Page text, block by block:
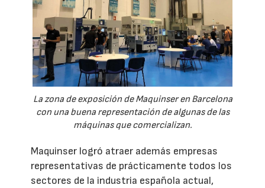
La zona de exposición de Maquinser en Barcelona
con una buena representación de algunas de las
máquinas que comercializan.
Maquinser logró atraer además empresas
representativas de prácticamente todos los
sectores de la industria española actual,